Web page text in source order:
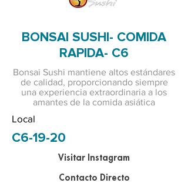
BONSAI SUSHI- COMIDA
RAPIDA- C6
Bonsai Sushi mantiene altos estándares
de calidad, proporcionando siempre
una experiencia extraordinaria a los
amantes de la comida asiática
Local
C6-19-20
Visitar Instagram
Contacto Directo